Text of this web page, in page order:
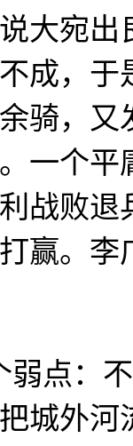
大宛
成，
骑，又
一个
战败
赢。
点：不
城外